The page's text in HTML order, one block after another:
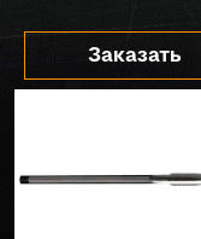
Заказать